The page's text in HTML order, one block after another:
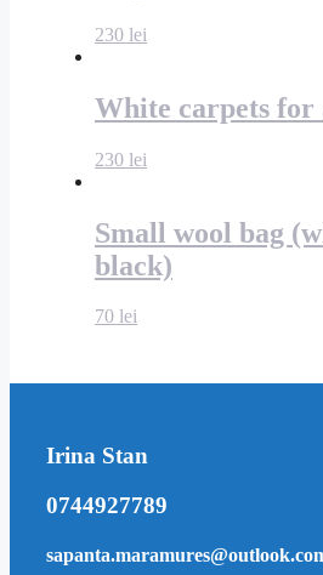
230 lei
White carpets
230 lei
Small wool bag
black)
70 lei
Irina Stan
0744927789